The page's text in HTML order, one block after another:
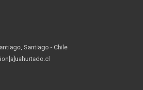
Santiago - Chile